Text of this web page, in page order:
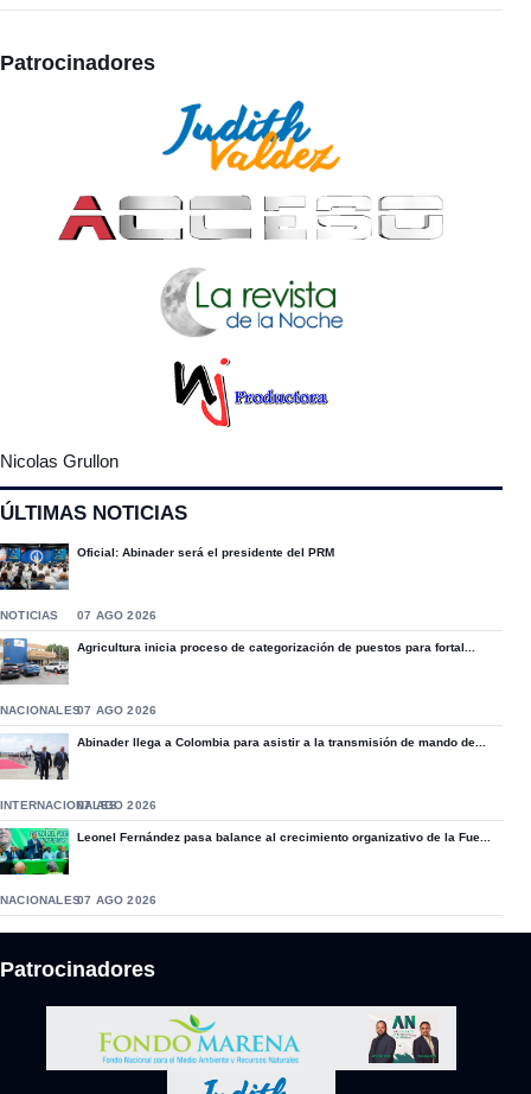
Patrocinadores
Nicolas Grullon
ÚLTIMAS NOTICIAS
Oficial: Abinader será el presidente del PRM
NOTICIAS 07 AGO 2026
Agricultura inicia proceso de categorización de puestos para fortal...
NACIONALES07 AGO 2026
Abinader llega a Colombia para asistir a la transmisión de mando de...
INTERNACIONALES07 AGO 2026
Leonel Fernández pasa balance al crecimiento organizativo de la Fue...
NACIONALES07 AGO 2026
Patrocinadores